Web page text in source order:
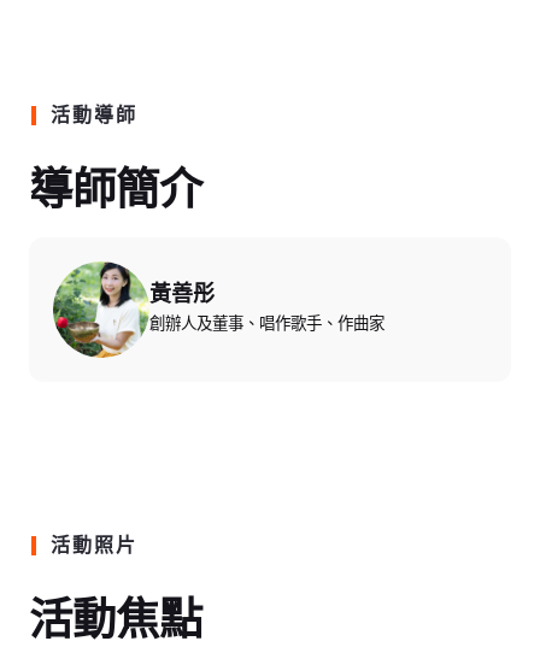
活動導師
導師簡介
黃善彤
創辦人及董事、唱作歌手、作曲家
活動照片
活動焦點